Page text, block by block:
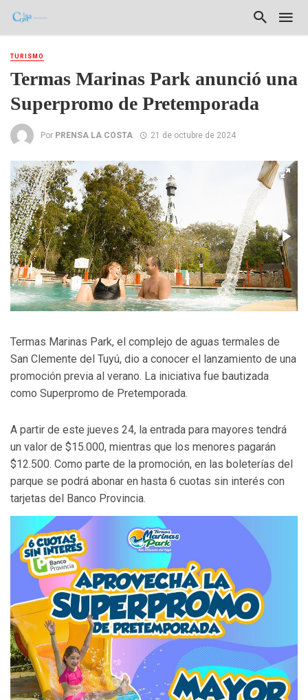
TURISMO
Termas Marinas Park anunció una
Superpromo de Pretemporada
Por PRENSA LA COSTA 21 de octubre de 2024
Termas Marinas Park, el complejo de aguas termales de
San Clemente del Tuyú, dio a conocer el lanzamiento de una
promoción previa al verano. La iniciativa fue bautizada
como Superpromo de Pretemporada.
A partir de este jueves 24, la entrada para mayores tendrá
un valor de $15.000, mientras que los menores pagarán
$12.500. Como parte de la promoción, en las boleterías del
parque se podrá abonar en hasta 6 cuotas sin interés con
tarjetas del Banco Provincia.